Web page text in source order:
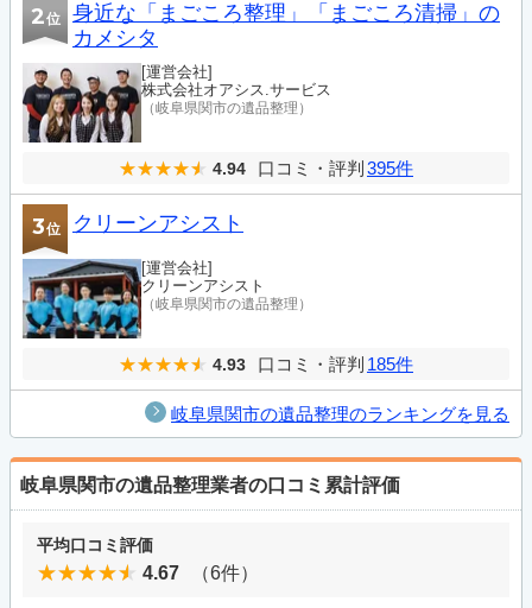
2位
身近な「まごころ整理」「まごころ清掃」の
カメシタ
[運営会社]
株式会社オアシス.サービス
（岐阜県関市の遺品整理）
4.94 口コミ・評判 395件
3位 クリーンアシスト
[運営会社]
クリーンアシスト
（岐阜県関市の遺品整理）
4.93 口コミ・評判 185件
岐阜県関市の遺品整理のランキングを見る
岐阜県関市の遺品整理業者の口コミ累計評価
平均口コミ評価
4.67 （6件）